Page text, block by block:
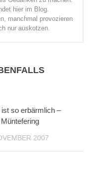
hier im Blog.
manchmal provozieren
nur auskotzen.
ist so erbärmlich –
2007